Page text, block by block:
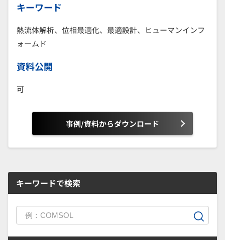
キーワード
熱流体解析、位相最適化、最適設計、ヒューマンインフ
ォームド
資料公開
可
事例/資料からダウンロード
キーワードで検索